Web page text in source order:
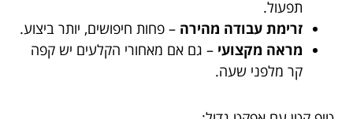
תפעול.
זרימת עבודה מהירה – פחות חיפושים, יותר ביצוע.
מראה מקצועי – גם אם מאחורי הקלעים יש קפה
קר מלפני שעה.